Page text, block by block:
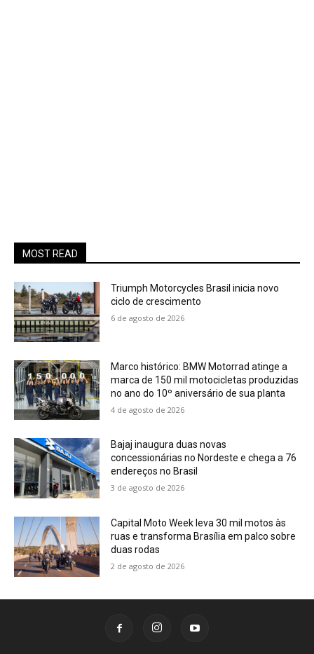
MOST READ
Triumph Motorcycles Brasil inicia novo
ciclo de crescimento
6 de agosto de 2026
Marco histórico: BMW Motorrad atinge a
marca de 150 mil motocicletas produzidas
no ano do 10º aniversário de sua planta
4 de agosto de 2026
Bajaj inaugura duas novas
concessionárias no Nordeste e chega a 76
endereços no Brasil
3 de agosto de 2026
Capital Moto Week leva 30 mil motos às
ruas e transforma Brasília em palco sobre
duas rodas
2 de agosto de 2026